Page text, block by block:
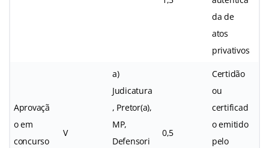
da de
atos
privativos
Aprovaçã
o em
concurso
V
a)
Judicatura
, Pretor(a),
MP,
Defensori
0,5
Certidão
ou
certificad
o emitido
pelo